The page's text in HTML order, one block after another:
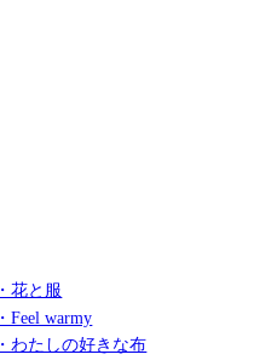
・花と服
・Feel warmy
・わたしの好きな布